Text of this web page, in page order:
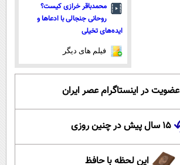
محمدباقر خرازی کیست؟
روحانی جنجالی با ادعاها و
ایده‌های تخیلی
فیلم های دیگر
عضویت در اینستاگرام عصر ایران
۱۵ سال پیش در چنین روزی
این لحظه با حافظ